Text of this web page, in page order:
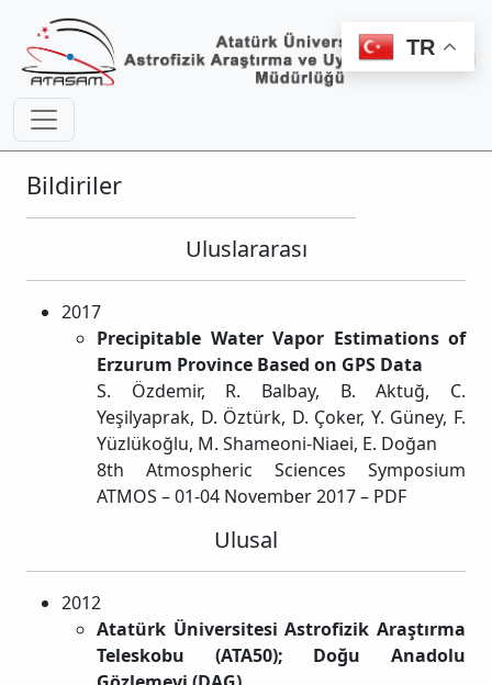
Bildiriler
Uluslararası
2017
Precipitable Water Vapor Estimations of
Erzurum Province Based on GPS Data
S. Özdemir, R. Balbay, B. Aktuğ, C.
Yeşilyaprak, D. Öztürk, D. Çoker, Y. Güney, F.
Yüzlükoğlu, M. Shameoni-Niaei, E. Doğan
8th Atmospheric Sciences Symposium
ATMOS – 01-04 November 2017 – PDF
Ulusal
2012
Atatürk Üniversitesi Astrofizik Araştırma
Teleskobu (ATA50); Doğu Anadolu
TR